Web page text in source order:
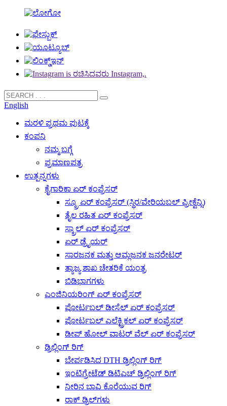
English
ಮರಳಿ ಪ್ರಥಮ ಪುಟಕ್ಕೆ
ಕಂಪನಿ
ನಮ್ಮ ಬಗ್ಗೆ
ಪ್ರಮಾಣಪತ್ರ
ಉತ್ಪನ್ನಗಳು
ಕೈಗಾರಿಕಾ ಏರ್ ಕಂಪ್ರೆಸರ್
ಸ್ಕ್ರೂ ಏರ್ ಕಂಪ್ರೆಸರ್ (ಸ್ಥಿರ/ವೇರಿಯಬಲ್ ಫ್ರೀಕ್ವೆನ್ಸಿ)
ತೈಲ ರಹಿತ ಏರ್ ಕಂಪ್ರೆಸರ್
ಸ್ಕ್ರಾಲ್ ಏರ್ ಕಂಪ್ರೆಸರ್
ಏರ್ ಡ್ರೈಯರ್
ಸಾರಜನಕ ಮತ್ತು ಆಮ್ಲಜನಕ ಜನರೇಟರ್
ತ್ಯಾಜ್ಯ ಶಾಖ ಚೇತರಿಕೆ ಯಂತ್ರ
ಬಿಡಿಭಾಗಗಳು
ಎಂಜಿನಿಯರಿಂಗ್ ಏರ್ ಕಂಪ್ರೆಸರ್
ಪೋರ್ಟಬಲ್ ಡೀಸೆಲ್ ಏರ್ ಕಂಪ್ರೆಸರ್
ಪೋರ್ಟಬಲ್ ಎಲೆಕ್ಟ್ರಿಕಲ್ ಏರ್ ಕಂಪ್ರೆಸರ್
ಡೀಪ್ ಹೋಲ್ ವಾಟರ್ ವೆಲ್ ಏರ್ ಕಂಪ್ರೆಸರ್
ಡ್ರಿಲ್ಲಿಂಗ್ ರಿಗ್
ಬೇರ್ಪಡಿಸಿದ DTH ಡ್ರಿಲ್ಲಿಂಗ್ ರಿಗ್
ಇಂಟಿಗ್ರೇಟೆಡ್ ಡಿಟಿಎಚ್ ಡ್ರಿಲ್ಲಿಂಗ್ ರಿಗ್
ನೀರಿನ ಬಾವಿ ಕೊರೆಯುವ ರಿಗ್
ರಾಕ್ ಡ್ರಿಲ್‌ಗಳು